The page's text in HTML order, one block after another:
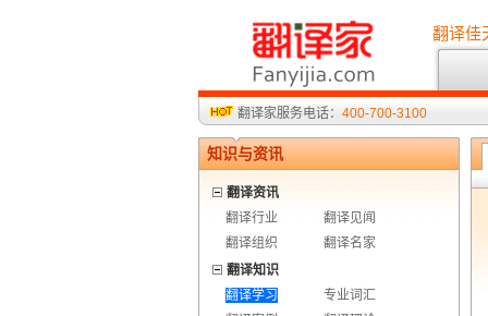
翻译佳
翻译家服务电话： 400-700-3100
知识与资讯
翻译资讯
翻译行业
翻译见闻
翻译组织
翻译名家
翻译知识
翻译学习
专业词汇